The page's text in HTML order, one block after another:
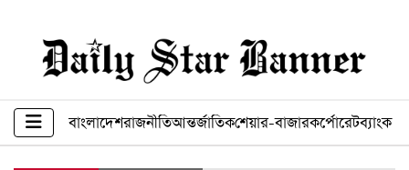
বাংলাদেশরাজনীতিআন্তর্জাতিকশেয়ার-বাজারকর্পোরেটব্যাংক